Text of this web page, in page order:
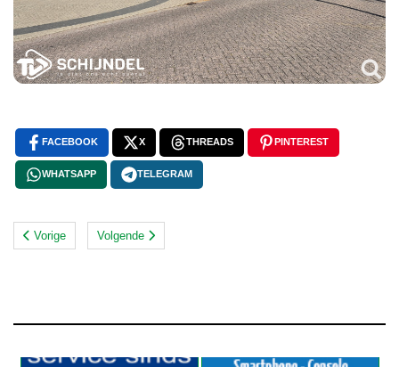
FACEBOOK X THREADS PINTEREST
WHATSAPP TELEGRAM
Vorige Volgende